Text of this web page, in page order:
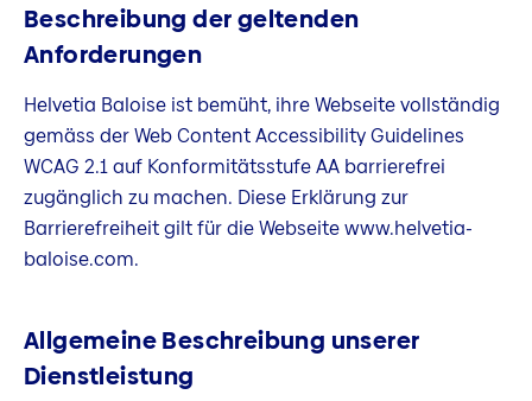
Beschreibung der geltenden
Anforderungen
Helvetia Baloise ist bemüht, ihre Webseite vollständig
gemäss der Web Content Accessibility Guidelines
WCAG 2.1 auf Konformitätsstufe AA barrierefrei
zugänglich zu machen. Diese Erklärung zur
Barrierefreiheit gilt für die Webseite www.helvetia-
baloise.com.
Allgemeine Beschreibung unserer
Dienstleistung